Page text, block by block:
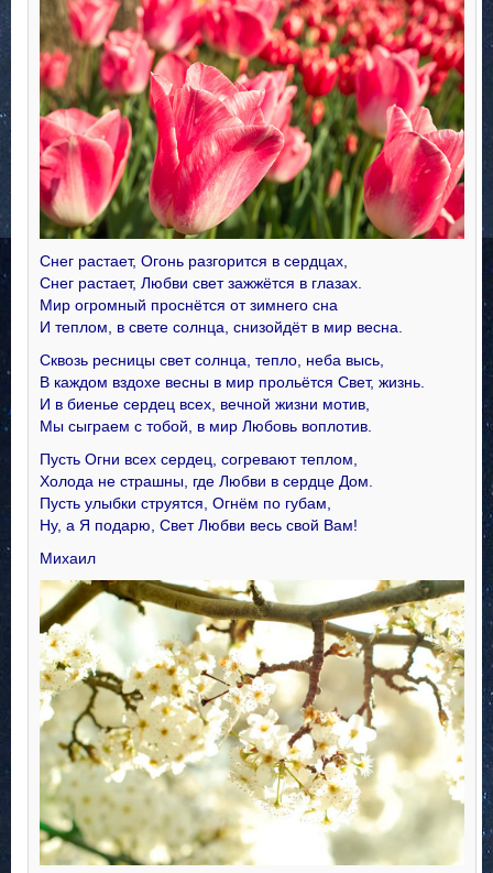
Снег растает, Огонь разгорится в сердцах,
Снег растает, Любви свет зажжётся в глазах.
Мир огромный проснётся от зимнего сна
И теплом, в свете солнца, снизойдёт в мир весна.
Сквозь ресницы свет солнца, тепло, неба высь,
В каждом вздохе весны в мир прольётся Свет, жизнь.
И в биенье сердец всех, вечной жизни мотив,
Мы сыграем с тобой, в мир Любовь воплотив.
Пусть Огни всех сердец, согревают теплом,
Холода не страшны, где Любви в сердце Дом.
Пусть улыбки струятся, Огнём по губам,
Ну, а Я подарю, Свет Любви весь свой Вам!
Михаил